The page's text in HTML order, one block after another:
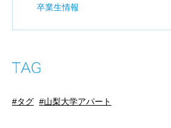
卒業生情報
タグ 山梨大学アパート